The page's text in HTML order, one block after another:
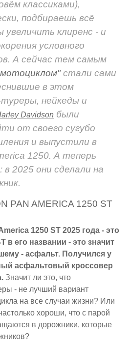
классиками),
подбираешь всё
увеличить клиренс - и
условного
А сейчас тем самым
стали сами
в этом
нейкеды и
Davidson были
от своего сугубо
и выпустили в
1250. А теперь
2025 они сделали на
PAN AMERICA 1250 ST
1250 ST 2025 года - это
в его названии - это значит
- асфальт. Получился у
асфальтовый кроссовер
Значит ли это, что
- не лучший вариант
на все случаи жизни? Или
хороши, что с парой
в дорожники, которые